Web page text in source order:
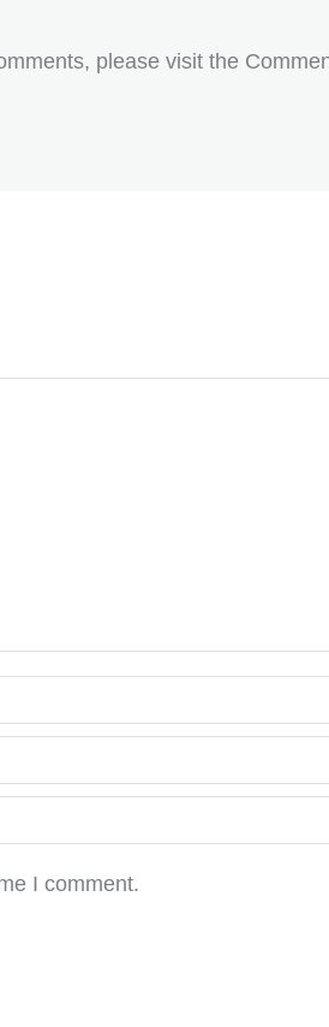
please visit the
I comment.